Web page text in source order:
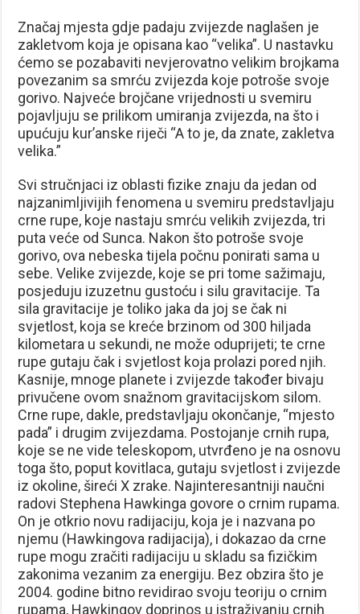
Značaj mjesta gdje padaju zvijezde naglašen je
zakletvom koja je opisana kao “velika”. U nastavku
ćemo se pozabaviti nevjerovatno velikim brojkama
povezanim sa smrću zvijezda koje potroše svoje
gorivo. Najveće brojčane vrijednosti u svemiru
pojavljuju se prili­kom umiranja zvijezda, na što i
upućuju kur’anske riječi “A to je, da znate, zakletva
velika.”
Svi stručnjaci iz oblasti fizike znaju da jedan od
najzanimljivijih fenomena u svemiru predstavljaju
crne rupe, koje nastaju smrću veli­kih zvijezda, tri
puta veće od Sunca. Nakon što potroše svoje
gorivo, ova nebeska tijela počnu ponirati sama u
sebe. Velike zvijezde, koje se pri tome sažimaju,
posjeduju izuzetnu gustoću i silu gravitacije. Ta
sila gravitacije je toliko jaka da joj se čak ni
svjetlost, koja se kreće brzinom od 300 hiljada
kilometara u sekundi, ne može oduprijeti; te crne
rupe gutaju čak i svjetlost koja prolazi pored njih.
Kasnije, mnoge planete i zvijezde također bivaju
privučene ovom snažnom gravitacijskom silom.
Crne rupe, dakle, predstavljaju okončanje, “mjesto
pada” i drugim zvijezdama. Postojanje crnih rupa,
koje se ne vide teleskopom, utvrđeno je na osnovu
toga što, poput kovitlaca, gutaju svjetlost i zvijezde
iz okoline, šireći X zrake. Najinteresantniji naučni
radovi Stephena Hawkinga govore o crnim rupama.
On je otkrio novu radijaciju, koja je i nazvana po
njemu (Hawkingova radijacija), i dokazao da crne
rupe mogu zračiti radijaciju u skladu sa fizičkim
zakonima vezanim za energiju. Bez obzira što je
2004. godine bitno revidirao svoju teoriju o crnim
rupama, Hawkingov doprinos u istraživanju crnih